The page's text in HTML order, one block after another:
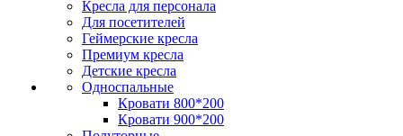
Кресла для персонала
Для посетителей
Геймерские кресла
Премиум кресла
Детские кресла
Односпальные
Кровати 800*200
Кровати 900*200